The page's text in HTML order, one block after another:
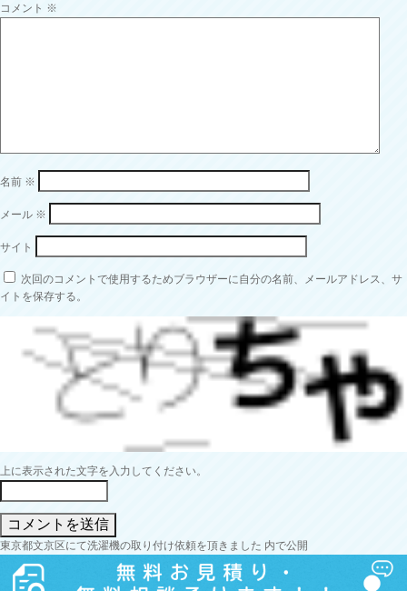
コメント ※
名前 ※
メール ※
サイト
次回のコメントで使用するためブラウザーに自分の名前、メールアドレス、サ
イトを保存する。
上に表示された文字を入力してください。
投
東京都文京区にて洗濯機の取り付け依頼を頂きました 内で公開